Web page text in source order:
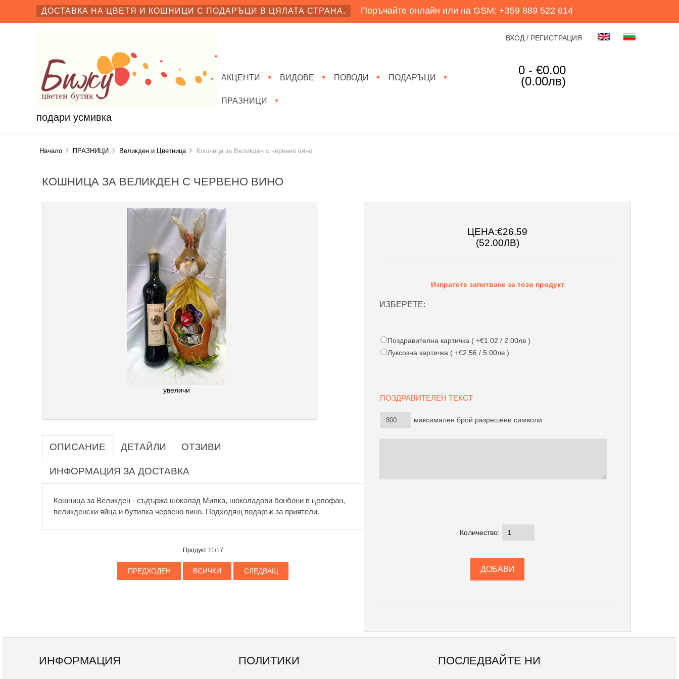
ДОСТАВКА НА ЦВЕТЯ И КОШНИЦИ С ПОДАРЪЦИ В ЦЯЛАТА СТРАНА. Поръчайте онлайн или на GSM: +359 889 522 614
подари усмивка
АКЦЕНТИ ▼ ВИДОВЕ ▼ ПОВОДИ ▼ ПОДАРЪЦИ ▼
ПРАЗНИЦИ ▼
ВХОД / РЕГИСТРАЦИЯ
0 - €0.00
(0.00лв)
Начало ПРАЗНИЦИ Великден и Цветница Кошница за Великден с червено вино
КОШНИЦА ЗА ВЕЛИКДЕН С ЧЕРВЕНО ВИНО
увеличи
ЦЕНА:€26.59
(52.00ЛВ)
Изпратете запитване за този продукт
ИЗБЕРЕТЕ:
Поздравителна картичка ( +€1.02 / 2.00лв )
Луксозна картичка ( +€2.56 / 5.00лв )
ПОЗДРАВИТЕЛЕН ТЕКСТ
максимален брой разрешени символи
Количество:
ОПИСАНИЕ ДЕТАЙЛИ ОТЗИВИ
ИНФОРМАЦИЯ ЗА ДОСТАВКА
Кошница за Великден - съдържа шоколад Милка, шоколадови бонбони в целофан,
великденски яйца и бутилка червено вино. Подходящ подарък за приятели.
Продукт 11/17
ПРЕДХОДЕН ВСИЧКИ СЛЕДВАЩ
ИНФОРМАЦИЯ ПОЛИТИКИ ПОСЛЕДВАЙТЕ НИ